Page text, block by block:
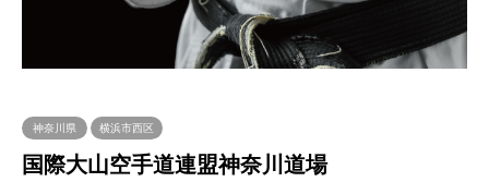
神奈川県 横浜市西区
国際大山空手道連盟神奈川道場